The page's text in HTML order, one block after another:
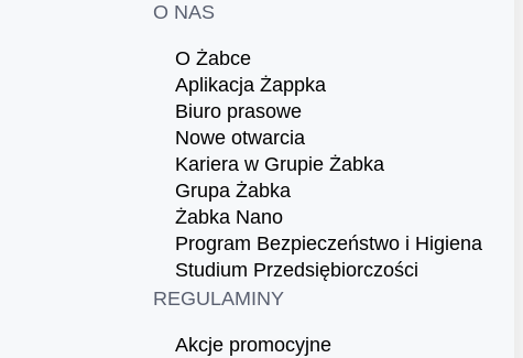
O NAS
O Żabce
Aplikacja Żappka
Biuro prasowe
Nowe otwarcia
Kariera w Grupie Żabka
Grupa Żabka
Żabka Nano
Program Bezpieczeństwo i Higiena
Studium Przedsiębiorczości
REGULAMINY
Akcje promocyjne